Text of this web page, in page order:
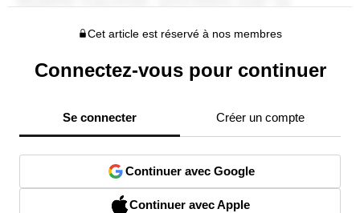
Cet article est réservé à nos membres
Connectez-vous pour continuer
Se connecter Créer un compte
Continuer avec Google
Continuer avec Apple